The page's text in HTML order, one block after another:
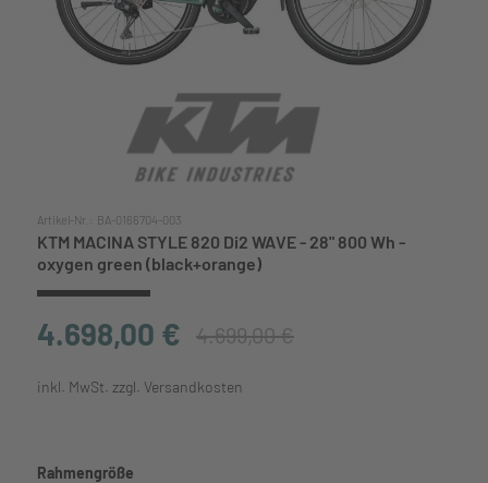
Artikel-Nr.: BA-0166704-003
KTM MACINA STYLE 820 Di2 WAVE - 28" 800 Wh -
oxygen green (black+orange)
4.698,00 € 4.699,00 €
inkl. MwSt. zzgl. Versandkosten
Rahmengröße